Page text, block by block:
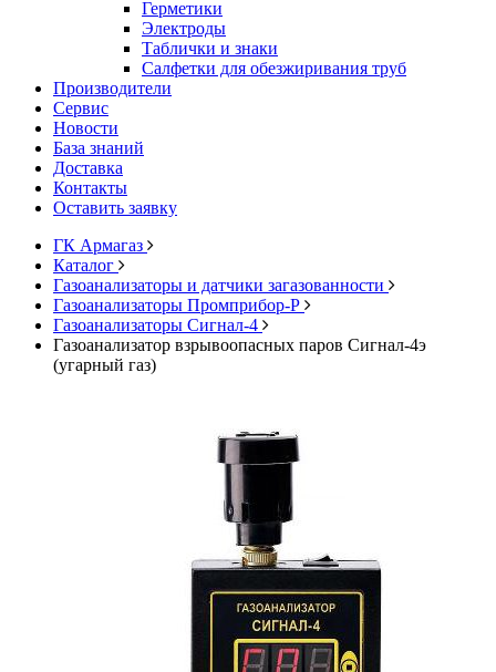
Герметики
Электроды
Таблички и знаки
Салфетки для обезжиривания труб
Производители
Сервис
Новости
База знаний
Доставка
Контакты
Оставить заявку
ГК Армагаз
Каталог
Газоанализаторы и датчики загазованности
Газоанализаторы Промприбор-Р
Газоанализаторы Сигнал-4
Газоанализатор взрывоопасных паров Сигнал-4э
(угарный газ)